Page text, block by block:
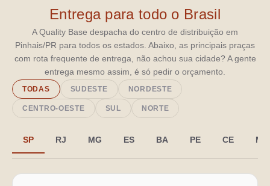
Entrega para todo o Brasil
A Quality Base despacha do centro de distribuição em
Pinhais/PR para todos os estados. Abaixo, as principais praças
com rota frequente de entrega, não achou sua cidade? A gente
entrega mesmo assim, é só pedir o orçamento.
TODAS SUDESTE NORDESTE
CENTRO-OESTE SUL NORTE
SP RJ MG ES BA PE CE MA